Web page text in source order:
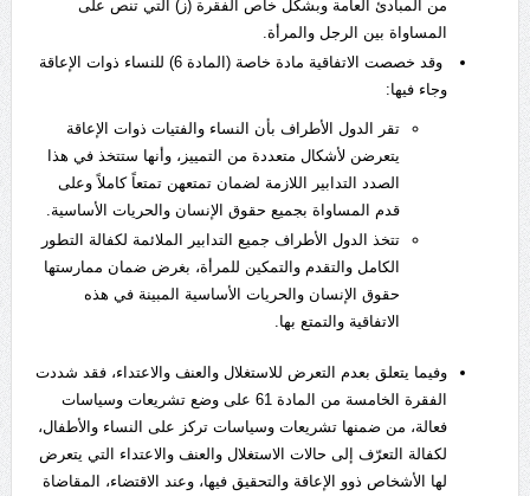
من المبادئ العامة وبشكل خاص الفقرة (ز) التي تنص على
المساواة بين الرجل والمرأة.
وقد خصصت الاتفاقية مادة خاصة (المادة 6) للنساء ذوات الإعاقة
وجاء فيها:
تقر الدول الأطراف بأن النساء والفتيات ذوات الإعاقة
يتعرضن لأشكال متعددة من التمييز، وأنها ستتخذ في هذا
الصدد التدابير اللازمة لضمان تمتعهن تمتعاً كاملاً وعلى
قدم المساواة بجميع حقوق الإنسان والحريات الأساسية.
تتخذ الدول الأطراف جميع التدابير الملائمة لكفالة التطور
الكامل والتقدم والتمكين للمرأة، بغرض ضمان ممارستها
حقوق الإنسان والحريات الأساسية المبينة في هذه
الاتفاقية والتمتع بها.
وفيما يتعلق بعدم التعرض للاستغلال والعنف والاعتداء، فقد شددت
الفقرة الخامسة من المادة 61 على وضع تشريعات وسياسات
فعالة، من ضمنها تشريعات وسياسات تركز على النساء والأطفال،
لكفالة التعرّف إلى حالات الاستغلال والعنف والاعتداء التي يتعرض
لها الأشخاص ذوو الإعاقة والتحقيق فيها، وعند الاقتضاء، المقاضاة